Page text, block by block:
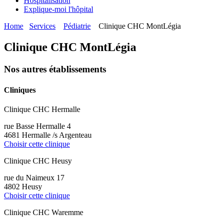
Explique-moi l'hôpital
Home
Services Pédiatrie Clinique CHC MontLégia
Clinique CHC MontLégia
Nos autres établissements
Cliniques
Clinique CHC Hermalle
rue Basse Hermalle 4
4681 Hermalle /s Argenteau
Choisir cette clinique
Clinique CHC Heusy
rue du Naimeux 17
4802 Heusy
Choisir cette clinique
Clinique CHC Waremme